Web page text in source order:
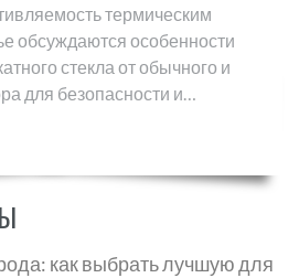
термическим
обсуждаются особенности
стекла от обычного и
для безопасности и
факты о производстве таких
поможет вам сделать
как выбрать лучшую для